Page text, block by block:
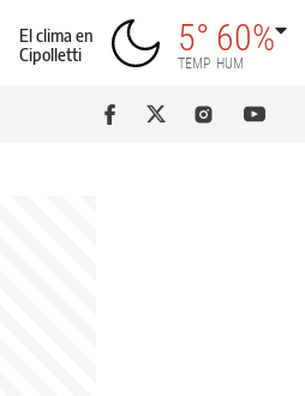
El clima en
Cipolletti
5°
TEMP
60%
HUM